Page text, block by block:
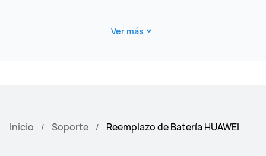
Ver más
Inicio Soporte Reemplazo de Batería HUAWEI